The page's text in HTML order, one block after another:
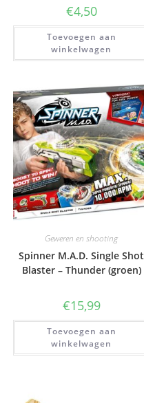
€4,50
Toevoegen aan
winkelwagen
Geweren en shooting
Spinner M.A.D. Single Shot
Blaster – Thunder (groen)
€15,99
Toevoegen aan
winkelwagen